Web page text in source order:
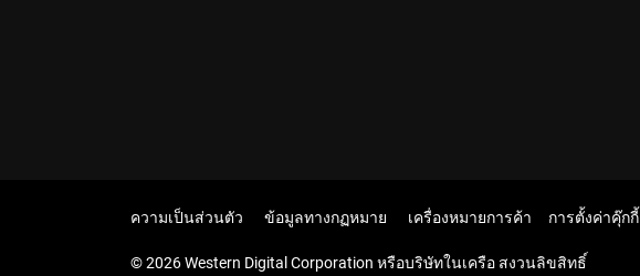
ความเป็นส่วนตัว ข้อมูลทางกฏหมาย เครื่องหมายการค้า การตั้งค่าคุ๊กกี้
© 2026 Western Digital Corporation หรือบริษัทในเครือ สงวนลิขสิทธิ์